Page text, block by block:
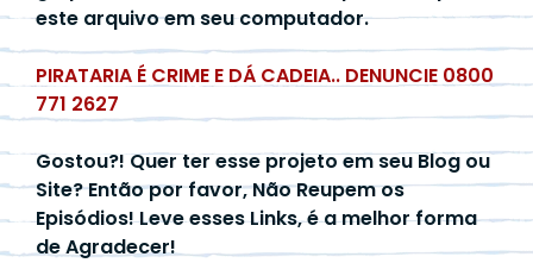
este arquivo em seu computador.
PIRATARIA É CRIME E DÁ CADEIA.. DENUNCIE 0800
771 2627
Gostou?! Quer ter esse projeto em seu Blog ou
Site? Então por favor, Não Reupem os
Episódios! Leve esses Links, é a melhor forma
de Agradecer!